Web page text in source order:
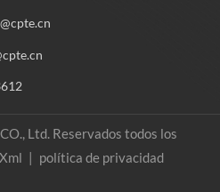
Ltd. Reservados todos los
Xml | política de privacidad